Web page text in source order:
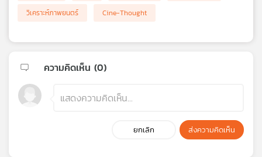
วิเคราะห์ภาพยนตร์
Cine-Thought
ความคิดเห็น (0)
ยกเลิก ส่งความคิดเห็น